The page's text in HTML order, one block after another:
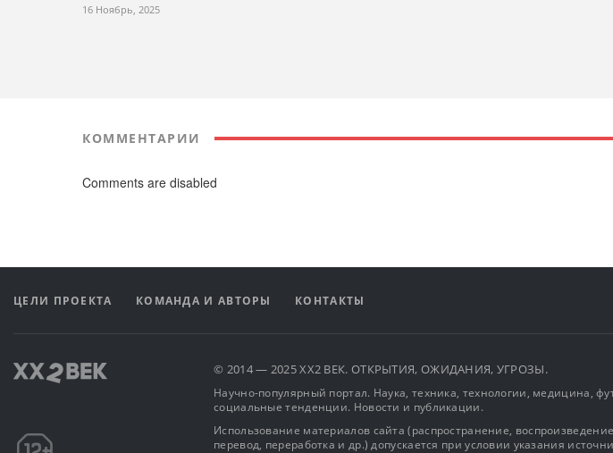
16 Ноябрь, 2025
КОММЕНТАРИИ
Comments are disabled
ЦЕЛИ ПРОЕКТА КОМАНДА И АВТОРЫ КОНТАКТЫ
© 2014 — 2025 XX2 ВЕК. ОТКРЫТИЯ, ОЖИДАНИЯ, УГРОЗЫ.
Научно-популярный портал. Наука, техника, технологии, медицина,
социальные тенденции. Новости и публикации.
Использование материалов сайта (распространение,
перевод, переработка и др.) допускается при условии указания